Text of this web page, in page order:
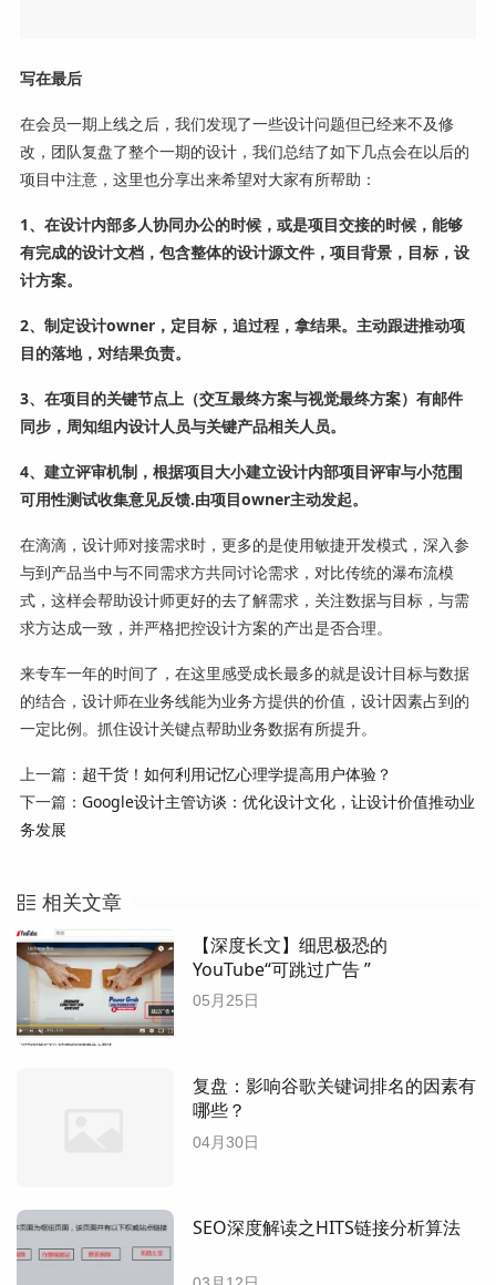
写在最后
在会员一期上线之后，我们发现了一些设计问题但已经来不及修
改，团队复盘了整个一期的设计，我们总结了如下几点会在以后的
项目中注意，这里也分享出来希望对大家有所帮助：
1、在设计内部多人协同办公的时候，或是项目交接的时候，能够
有完成的设计文档，包含整体的设计源文件，项目背景，目标，设
计方案。
2、制定设计owner，定目标，追过程，拿结果。主动跟进推动项
目的落地，对结果负责。
3、在项目的关键节点上（交互最终方案与视觉最终方案）有邮件
同步，周知组内设计人员与关键产品相关人员。
4、建立评审机制，根据项目大小建立设计内部项目评审与小范围
可用性测试收集意见反馈.由项目owner主动发起。
在滴滴，设计师对接需求时，更多的是使用敏捷开发模式，深入参
与到产品当中与不同需求方共同讨论需求，对比传统的瀑布流模
式，这样会帮助设计师更好的去了解需求，关注数据与目标，与需
求方达成一致，并严格把控设计方案的产出是否合理。
来专车一年的时间了，在这里感受成长最多的就是设计目标与数据
的结合，设计师在业务线能为业务方提供的价值，设计因素占到的
一定比例。抓住设计关键点帮助业务数据有所提升。
上一篇： 超干货！如何利用记忆心理学提高用户体验？
下一篇： Google设计主管访谈：优化设计文化，让设计价值推动业
务发展
相关文章
【深度长文】细思极恐的
YouTube“可跳过广告 ”
05月25日
复盘：影响谷歌关键词排名的因素有
哪些？
04月30日
SEO深度解读之HITS链接分析算法